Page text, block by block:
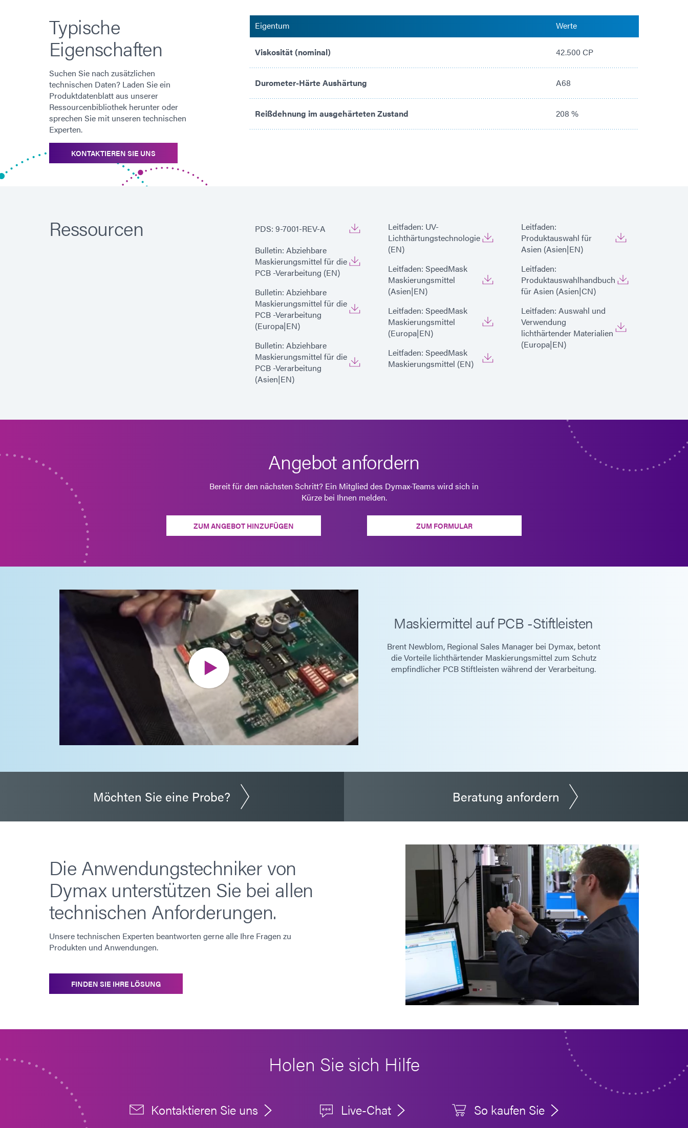
Typische
Eigenschaften
Suchen Sie nach zusätzlichen
technischen Daten? Laden Sie ein
Produktdatenblatt aus unserer
Ressourcenbibliothek herunter oder
sprechen Sie mit unseren technischen
Experten.
KONTAKTIEREN SIE UNS
Eigentum Werte
Viskosität (nominal) 42.500 CP
Durometer-Härte Aushärtung A68
Reißdehnung im ausgehärteten Zustand 208 %
Ressourcen
PDS: 9-7001-REV-A
Bulletin: Abziehbare
Maskierungsmittel für die
PCB -Verarbeitung (EN)
Bulletin: Abziehbare
Maskierungsmittel für die
PCB -Verarbeitung
(Europa|EN)
Bulletin: Abziehbare
Maskierungsmittel für die
PCB -Verarbeitung
(Asien|EN)
Leitfaden: UV-
Lichthärtungstechnologie
(EN)
Leitfaden: SpeedMask
Maskierungsmittel
(Asien|EN)
Leitfaden: SpeedMask
Maskierungsmittel
(Europa|EN)
Leitfaden: SpeedMask
Maskierungsmittel (EN)
Leitfaden:
Produktauswahl für
Asien (Asien|EN)
Leitfaden:
Produktauswahlhandbuch
für Asien (Asien|CN)
Leitfaden: Auswahl und
Verwendung
lichthärtender Materialien
(Europa|EN)
Angebot anfordern
Bereit für den nächsten Schritt? Ein Mitglied des Dymax-Teams wird sich in
Kürze bei Ihnen melden.
ZUM ANGEBOT HINZUFÜGEN ZUM FORMULAR
Maskiermittel auf PCB -Stiftleisten
Brent Newblom, Regional Sales Manager bei Dymax, betont
die Vorteile lichthärtender Maskierungsmittel zum Schutz
empfindlicher PCB Stiftleisten während der Verarbeitung.
Möchten Sie eine Probe? Beratung anfordern
Die Anwendungstechniker von
Dymax unterstützen Sie bei allen
technischen Anforderungen.
Unsere technischen Experten beantworten gerne alle Ihre Fragen zu
Produkten und Anwendungen.
FINDEN SIE IHRE LÖSUNG
Holen Sie sich Hilfe
Kontaktieren Sie uns Live-Chat So kaufen Sie